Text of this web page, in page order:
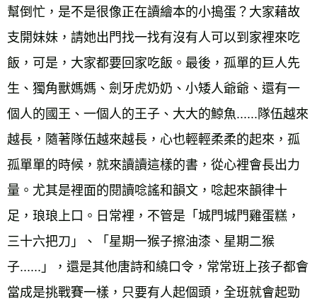
幫倒忙，是不是很像正在讀繪本的小搗蛋？大家藉故
支開妹妹，請她出門找一找有沒有人可以到家裡來吃
飯，可是，大家都要回家吃飯。最後，孤單的巨人先
生、獨角獸媽媽、劍牙虎奶奶、小矮人爺爺、還有一
個人的國王、一個人的王子、大大的鯨魚......隊伍越來
越長，隨著隊伍越來越長，心也輕輕柔柔的起來，孤
孤單單的時候，就來讀讀這樣的書，從心裡會長出力
量。尤其是裡面的閱讀唸謠和韻文，唸起來韻律十
足，琅琅上口。日常裡，不管是「城門城門雞蛋糕，
三十六把刀」、「星期一猴子擦油漆、星期二猴
子......」，還是其他唐詩和繞口令，常常班上孩子都會
當成是挑戰賽一樣，只要有人起個頭，全班就會起勁